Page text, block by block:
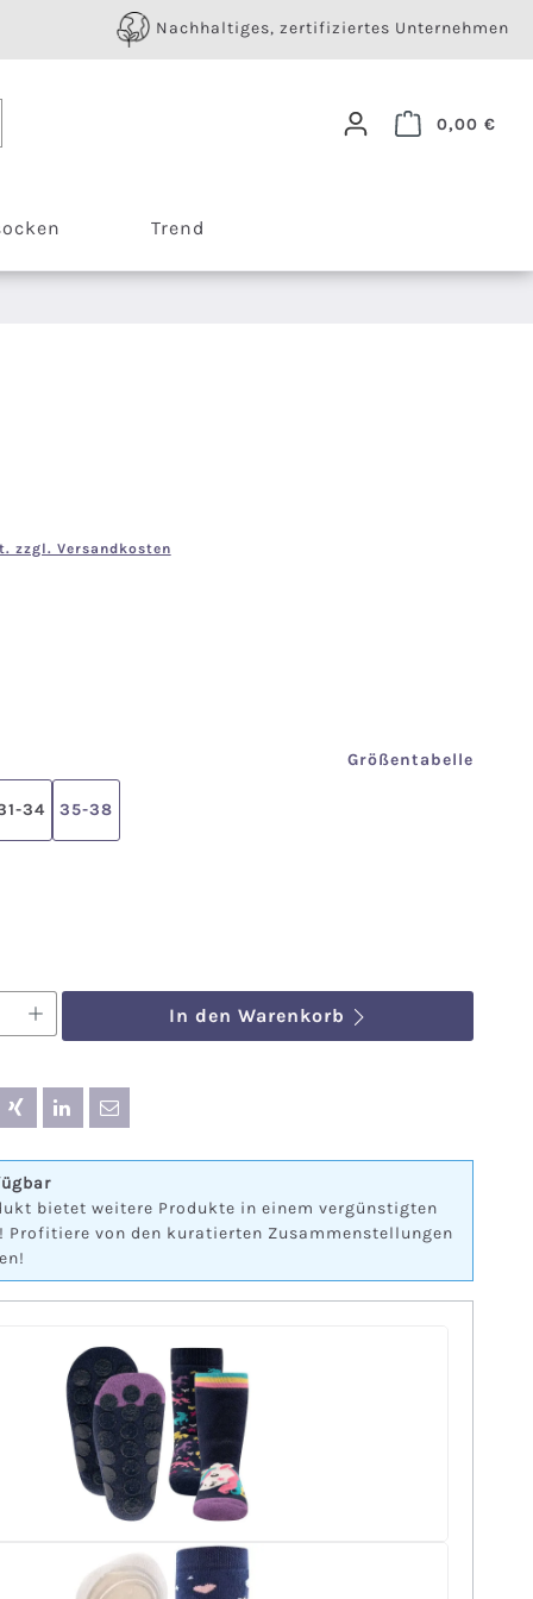
Nachhaltiges, zertifiziertes Unternehmen
0,00 €
Trend
zzgl. Versandkosten
Größentabelle
34 35-38
Gib den gewünschten Wert
In den Warenkorb
bietet weitere Produkte in einem vergünstigten
Profitiere von den kuratierten Zusammenstellungen